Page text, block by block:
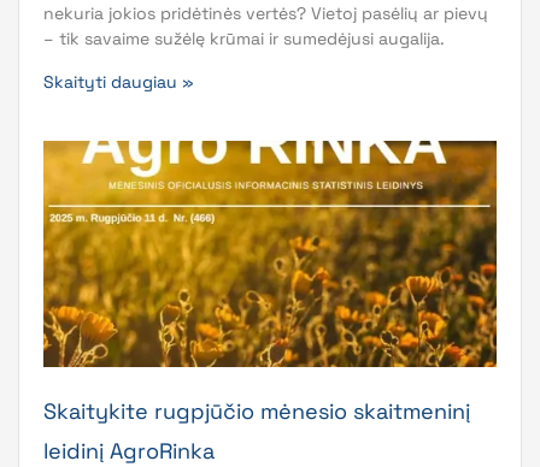
nekuria jokios pridėtinės vertės? Vietoj pasėlių ar pievų
– tik savaime sužėlę krūmai ir sumedėjusi augalija.
Skaityti daugiau »
Skaitykite rugpjūčio mėnesio skaitmeninį
leidinį AgroRinka